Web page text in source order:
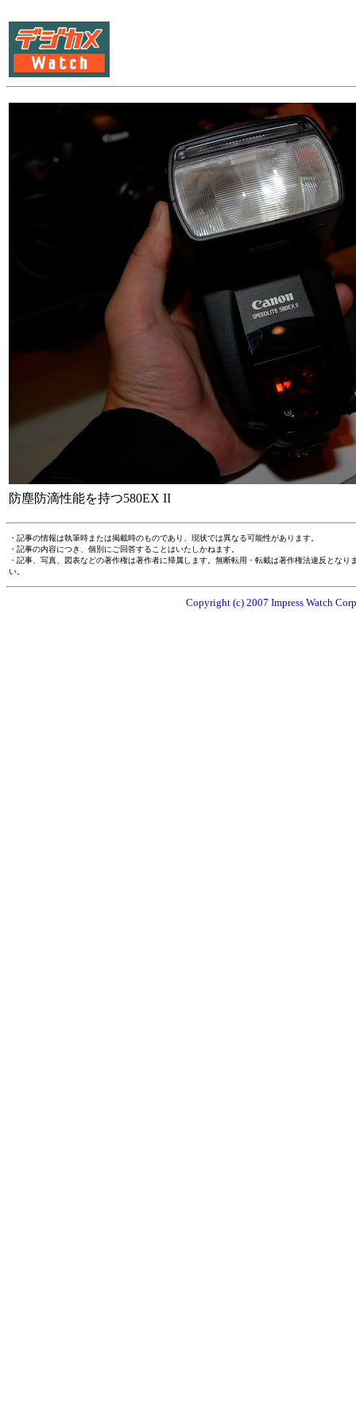
防塵防滴性能を持つ580EX II
・記事の情報は執筆時または掲載時のものであり、現状では異なる可能性があります。
・記事の内容につき、個別にご回答することはいたしかねます。
・記事、写真、図表などの著作権は著作者に帰属します。無断転用・転載は著作権法違反とな
い。
Copyright (c) 2007 Impress Watch